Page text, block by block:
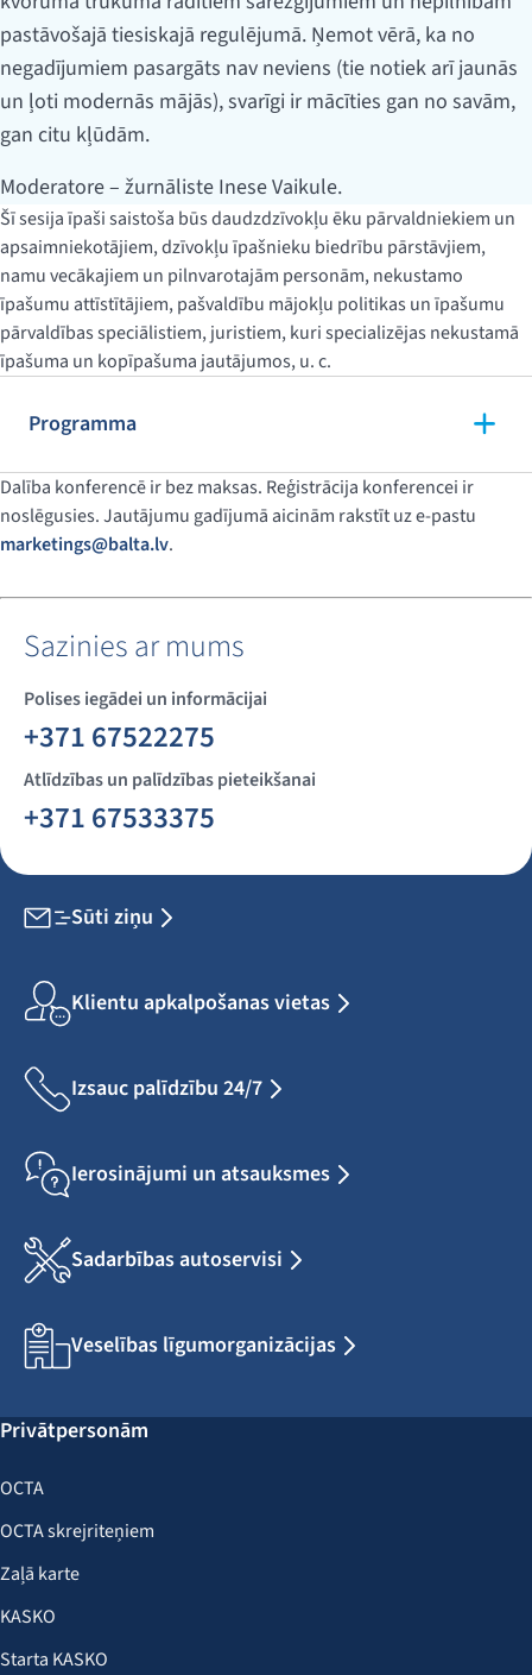
pastāvošajā tiesiskajā regulējumā. Ņemot vērā, ka no
negadījumiem pasargāts nav neviens (tie notiek arī jaunās
un ļoti modernās mājās), svarīgi ir mācīties gan no savām,
gan citu kļūdām.
Moderatore – žurnāliste Inese Vaikule.
Šī sesija īpaši saistoša būs daudzdzīvokļu ēku pārvaldniekiem un
apsaimniekotājiem, dzīvokļu īpašnieku biedrību pārstāvjiem,
namu vecākajiem un pilnvarotajām personām, nekustamo
īpašumu attīstītājiem, pašvaldību mājokļu politikas un īpašumu
pārvaldības speciālistiem, juristiem, kuri specializējas nekustamā
īpašuma un kopīpašuma jautājumos, u. c.
Programma
Dalība konferencē ir bez maksas. Reģistrācija konferencei ir
noslēgusies. Jautājumu gadījumā aicinām rakstīt uz e-pastu
marketings@balta.lv.
Sazinies ar mums
Polises iegādei un informācijai
+371 67522275
Atlīdzības un palīdzības pieteikšanai
+371 67533375
Sūti ziņu
Klientu apkalpošanas vietas
Izsauc palīdzību 24/7
Ierosinājumi un atsauksmes
Sadarbības autoservisi
Veselības līgumorganizācijas
Privātpersonām
OCTA
OCTA skrejriteņiem
Zaļā karte
KASKO
Starta KASKO